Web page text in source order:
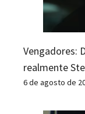
Vengadores:
realmente
6 de agosto de